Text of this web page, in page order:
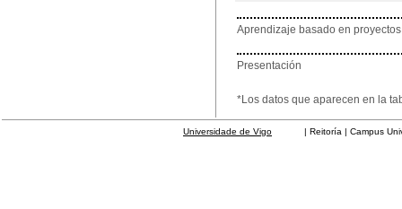
Aprendizaje basado en proyectos
Presentación
*Los datos que aparecen en la
Universidade de Vigo | Reitoría | Campus